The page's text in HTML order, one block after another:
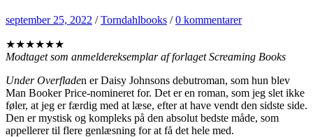
september 25, 2022 /Torndahlbooks /0 kommentarer
★★★★★★
Modtaget som anmeldereksemplar af forlaget Screaming Books
Under Overfladen er Daisy Johnsons debutroman, som hun blev
Man Booker Price-nomineret for. Det er en roman, som jeg slet ikke
føler, at jeg er færdig med at læse, efter at have vendt den sidste side.
Den er mystisk og kompleks på den absolut bedste måde, som
appellerer til flere genlæsning for at få det hele med.